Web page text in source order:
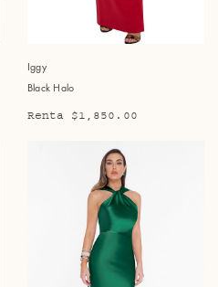
Iggy
Black Halo
Renta $1,850.00